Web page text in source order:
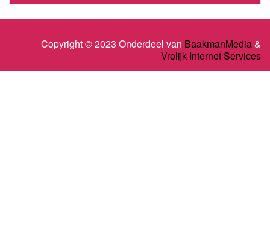
Copyright © 2023 Onderdeel van BaakmanMedia&
Vrolijk Internet Services